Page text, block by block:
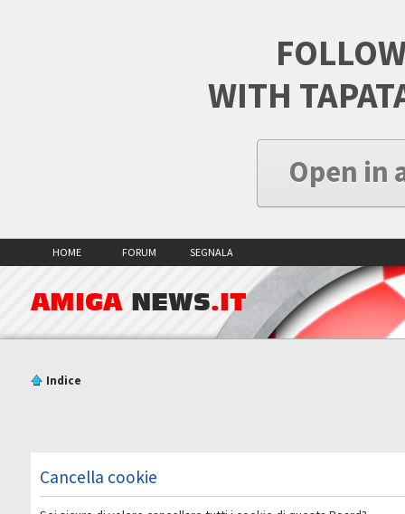
WITH
Open in
HOME FORUM SEGNALA
AMIGA NEWS.IT
Indice
Cancella cookie